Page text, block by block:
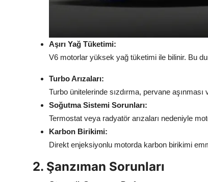
Aşırı Yağ Tüketimi:
V6 motorlar yüksek yağ tüketimi ile bilinir. Bu
Turbo Arızaları:
Turbo ünitelerinde sızdırma, pervane
Soğutma Sistemi Sorunları:
Termostat veya radyatör arızaları nedeniyle
Karbon Birikimi:
Direkt enjeksiyonlu motorda karbon birikimi
2. Şanzıman Sorunları